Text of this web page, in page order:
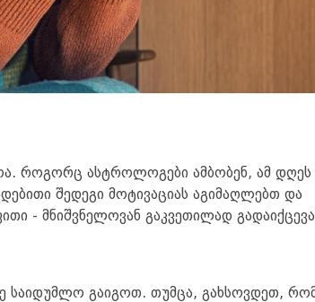
როგორც ასტროლოგები ამბობენ, ამ დღეს
შედეგი მოტივაციას აგიმაღლებთ და
- მნიშვნელოვან გაკვეთილად
საიდუმლო გაიგოთ. თუმცა, გახსოვდეთ,